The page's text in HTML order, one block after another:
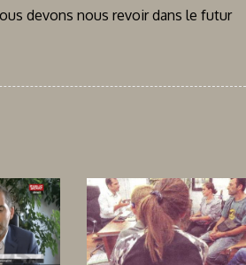
devons nous revoir dans le futur